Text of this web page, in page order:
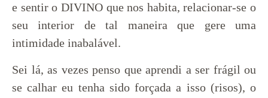
e sentir o DIVINO que nos habita, relacionar-se o
seu interior de tal maneira que gere uma
intimidade inabalável.
Sei lá, as vezes penso que aprendi a ser frágil ou
se calhar eu tenha sido forçada a isso (risos), o